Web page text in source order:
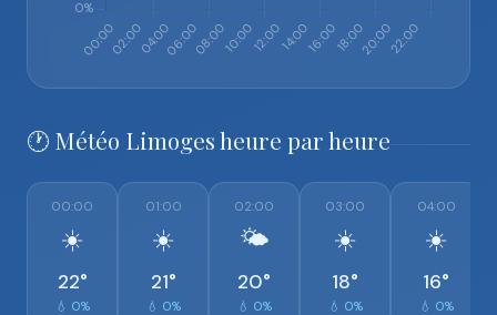
🕐 Météo Limoges heure par heure
00:00
☀️
22°
💧 0%
01:00
☀️
21°
💧 0%
02:00
🌤️
20°
💧 0%
03:00
☀️
18°
💧 0%
04:00
☀️
16°
💧 0%